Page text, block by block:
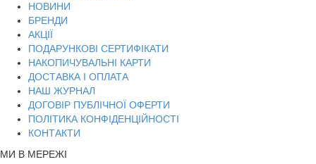
НОВИНИ
БРЕНДИ
АКЦІЇ
ПОДАРУНКОВІ СЕРТИФІКАТИ
НАКОПИЧУВАЛЬНІ КАРТИ
ДОСТАВКА І ОПЛАТА
НАШ ЖУРНАЛ
ДОГОВІР ПУБЛІЧНОЇ ОФЕРТИ
ПОЛІТИКА КОНФІДЕНЦІЙНОСТІ
КОНТАКТИ
МИ В МЕРЕЖІ